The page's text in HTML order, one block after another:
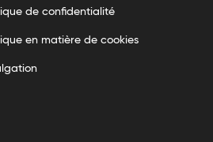
de confidentialité
en matière de cookies